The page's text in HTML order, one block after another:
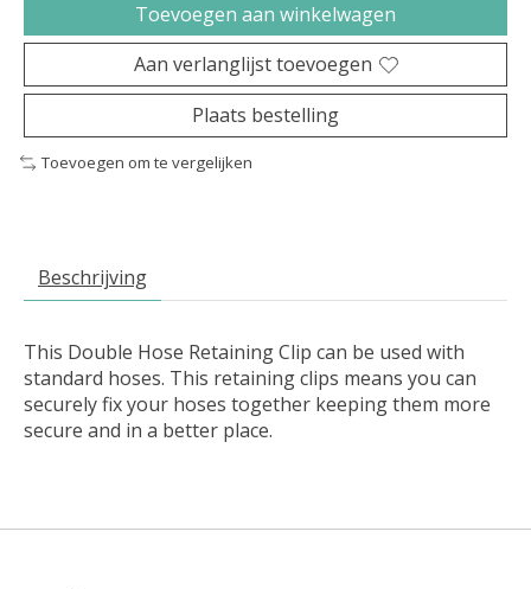
Toevoegen aan winkelwagen
Aan verlanglijst toevoegen
Plaats bestelling
Toevoegen om te vergelijken
Beschrijving
This Double Hose Retaining Clip can be used with
standard hoses. This retaining clips means you can
securely fix your hoses together keeping them more
secure and in a better place.